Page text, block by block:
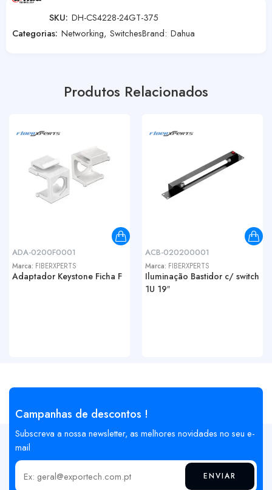
SKU: DH-CS4228-24GT-375
Categorias: Networking, SwitchesBrand: Dahua
Produtos Relacionados
ADA-0200F0001
Marca: FIBERXPERTS
Adaptador Keystone Ficha F
ACB-020200001
Marca: FIBERXPERTS
Iluminação Bastidor c/ switch
1U 19″
Campanhas de descontos !
Subscreva a nossa newsletter, as melhores novidades no seu e-
mail
Insira o seu email ENVIAR